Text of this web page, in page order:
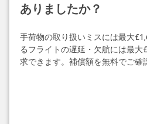
ありましたか？
手荷物の取り扱いミスには最大
るフライトの遅延・欠航には最
求できます。補償額を無料でご確